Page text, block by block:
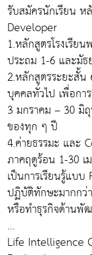
รับสมัครนักเรียน
Developer
1.หลักสูตรโรงเรีย
ประถม 1-6 และมัธ
2.หลักสูตรระยะสั้
บุคคลทั่วไป เพื่อกา
3 มกราคม – 30 มิ
ของทุก ๆ ปี
4.ค่ายธรรมะ และ
ภาคฤดูร้อน 1-30 เ
เป็นการเรียนรู้แบ
ปฏิบัติทักษะมากกว่
หรือทำธุรกิจด้านพั
...
Life Intelligence